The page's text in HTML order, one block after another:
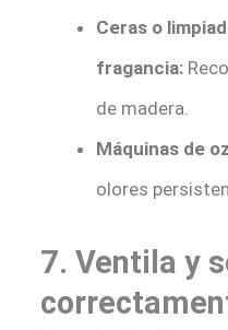
Ceras o
fragancia:
de madera.
Máquinas de
olores
7. Ventila y